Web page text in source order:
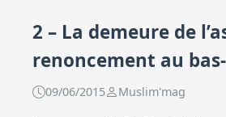
2 – La demeure de
renoncement au
09/06/2015 Muslim'mag